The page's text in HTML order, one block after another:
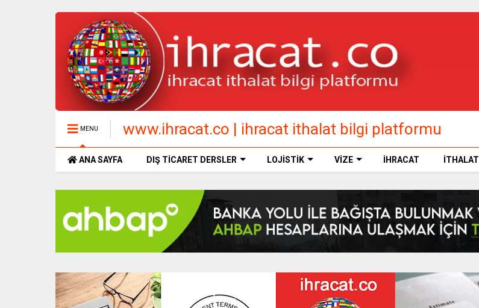
MENU www.ihracat.co | ihracat ithalat bilgi platformu
ANA SAYFA DIŞ TİCARET DERSLER LOJİSTİK VİZE İHRACAT İTHALAT